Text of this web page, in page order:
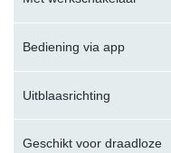
Bediening via app
Uitblaasrichting
Geschikt voor draadloze